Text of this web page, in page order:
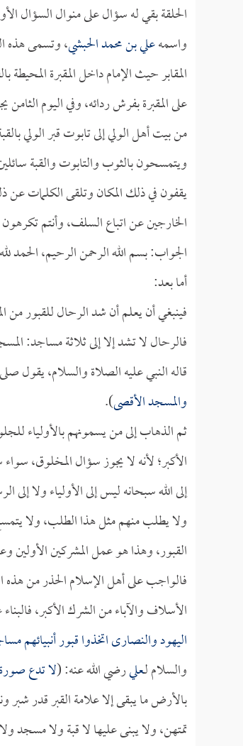
الحلقة بقي له سؤال على منوال السؤال
واسمهعلي بن محمد الحبشي، وتسمى هذه
المقابر حيث الإمام داخل المقبرة
على المقبرة بفرش ردائه، وفي اليوم
من بيت أهل الولي إلى تابوت قبر الولي
ويتمسحون بالثوب والتابوت والقبة
يقفون في ذلك المكان وتلقى الكلمات عن
الخارجين عن اتباع السلف، وأنتم
الجواب: بسم الله الرحمن الرحيم،
أما بعد:
فينبغي أن يعلم أن شد الرحال للقبور من
فالرحال لا تشد إلا إلى ثلاثة مساجد:
قاله النبي عليه الصلاة والسلام، يقول
والمسجد الأقصى).
ثم الذهاب إلى من يسمونهم بالأولياء
الأكبر؛ لأنه لا يجوز سؤال المخلوق،
إلى الله سبحانه ليس إلى الأولياء ولا إلى
ولا يطلب منهم مثل هذا الطلب، ولا يتمسح
القبور، وهذا هو عمل المشركين الأولين
فالواجب على أهل الإسلام الحذر من هذه
الأسلاف والآباء من الشرك الأكبر،
اليهود والنصارى اتخذوا قبور أنبيائهم
والسلام لـعليرضي الله عنه: (لا تدع
بالأرض ما يبقى إلا علامة القبر قدر
تمتهن، ولا يبنى عليها لا قبة ولا مسجد